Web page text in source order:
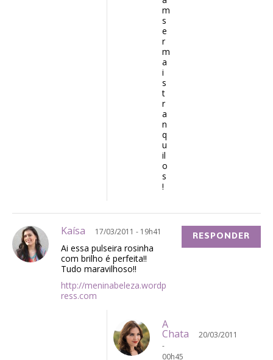
m
s
e
r
m
a
i
s
t
r
a
n
q
u
il
o
s
!
Kaísa 17/03/2011 - 19h41
Ai essa pulseira rosinha
com brilho é perfeita!!
Tudo maravilhoso!!
http://meninabeleza.wordp
ress.com
RESPONDER
A
Chata
20/03/2011
-
00h45